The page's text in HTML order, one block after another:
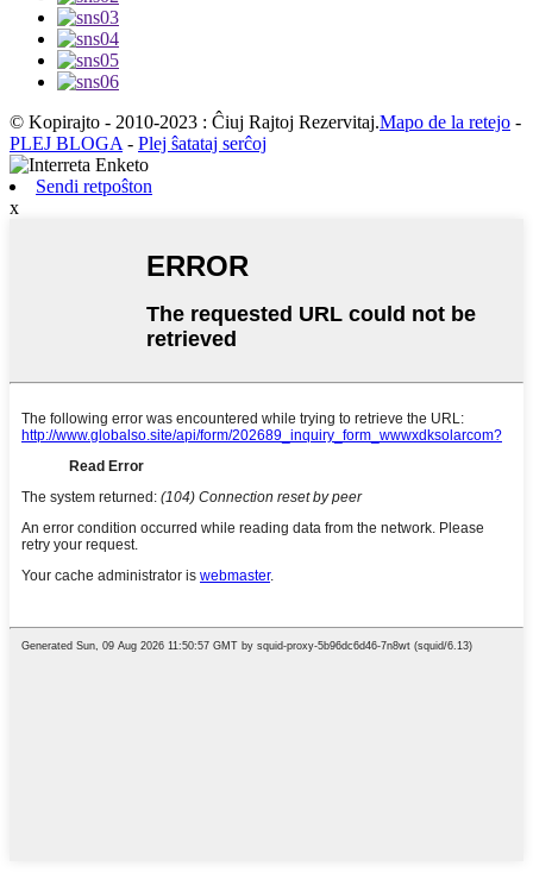
© Kopirajto - 2010-2023 : Ĉiuj Rajtoj Rezervitaj.Mapo de la retejo -
PLEJ BLOGA - Plej ŝatataj serĉoj
Sendi retpoŝton
x